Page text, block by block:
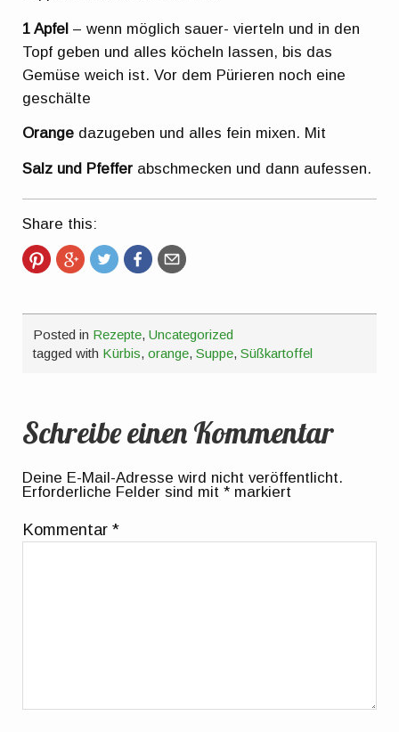
1 Apfel– wenn möglich sauer- vierteln und in den
Topf geben und alles köcheln lassen, bis das
Gemüse weich ist. Vor dem Pürieren noch eine
geschälte
Orange dazugeben und alles fein mixen. Mit
Salz und Pfeffer abschmecken und dann aufessen.
Share this:
Posted in Rezepte,Uncategorized
tagged with Kürbis,orange,Suppe,Süßkartoffel
Schreibe einen Kommentar
Deine E-Mail-Adresse wird nicht veröffentlicht.
Erforderliche Felder sind mit* markiert
Kommentar*